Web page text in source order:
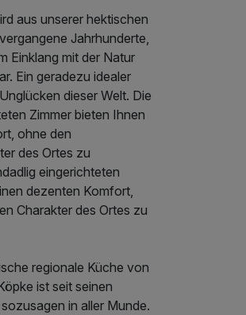
aus unserer hektischen
Jahrhunderte,
Einklang mit der Natur
Ein geradezu idealer
dieser Welt. Die
Zimmer bieten Ihnen
ohne den
des Ortes zu
eingerichteten
dezenten Komfort,
Charakter des Ortes zu
regionale Küche von
ist seit seinen
in aller Munde.